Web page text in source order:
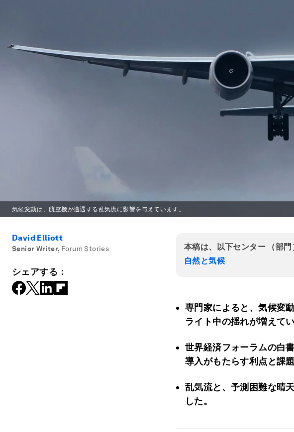
気候変動は、航空機が遭遇する乱気流に影響を与えています。
David Elliott
Senior Writer, Forum Stories
シェアする：
本稿は、以下センター （部門
自然と気候
専門家によると、気候変
ライト中の揺れが増えてい
世界経済フォーラムの白
導入がもたらす利点と課
乱気流と、予測困難な晴
した。